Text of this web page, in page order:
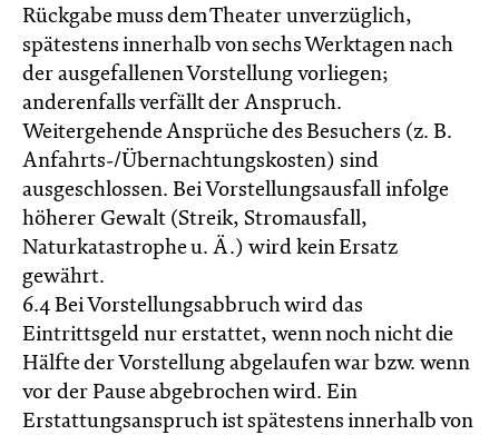
Rückgabe muss dem Theater unverzüglich,
spätestens innerhalb von sechs Werktagen nach
der ausgefallenen Vorstellung vorliegen;
anderenfalls verfällt der Anspruch.
Weitergehende Ansprüche des Besuchers (z. B.
Anfahrts-/Übernachtungskosten) sind
ausgeschlossen. Bei Vorstellungsausfall infolge
höherer Gewalt (Streik, Stromausfall,
Naturkatastrophe u. Ä.) wird kein Ersatz
gewährt.
6.4 Bei Vorstellungsabbruch wird das
Eintrittsgeld nur erstattet, wenn noch nicht die
Hälfte der Vorstellung abgelaufen war bzw. wenn
vor der Pause abgebrochen wird. Ein
Erstattungsanspruch ist spätestens innerhalb von